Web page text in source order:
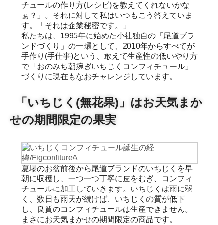
チュールの作り方(レシピ)を教えてくれないかな
ぁ？」。それに対して私はいつもこう答えていま
す。「それは企業秘密です。」
私たちは、1995年に始めた小社独自の「尾道ブラ
ンドづくり」の一環として、2010年からすべてが
手作り(手仕事)という、敢えて生産性の低いやり方
で「おのみち朝捥ぎいちじくコンフィチュール」
づくりに現在もなおチャレンジしています。
「いちじく(無花果)」はお天気まか
せの期間限定の果実
夏場のお盆前後から尾道ブランドのいちじくを早
朝に収穫し、一つ一つ丁寧に皮をむぎ、コンフィ
チュールに加工していきます。いちじくは雨に弱
く、数日も雨天が続けば、いちじくの質が低下
し、良質のコンフィチュールは生産できません。
まさにお天気まかせの期間限定の商品です。